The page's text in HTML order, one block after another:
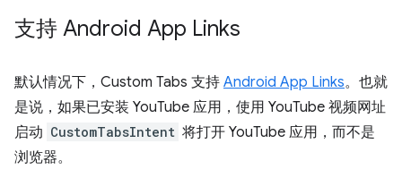
支持 Android App Links
默认情况下，Custom Tabs 支持 Android App Links。也就
是说，如果已安装 YouTube 应用，使用 YouTube 视频网址
启动 CustomTabsIntent 将打开 YouTube 应用，而不是
浏览器。